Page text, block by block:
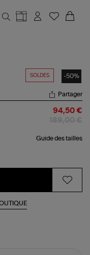
SOLDES -50%
Partager
94,50 €
Guide des tailles